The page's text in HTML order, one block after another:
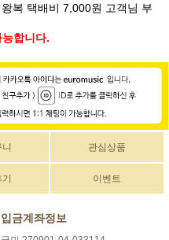
복 택배비 7,000원 고객님 부
합니다.
관심상품
이벤트
입금계좌정보